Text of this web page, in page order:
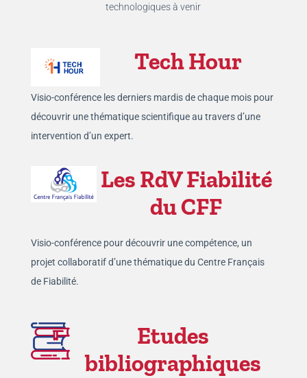
technologiques à venir
Tech Hour
Visio-conférence les derniers mardis de chaque mois pour
découvrir une thématique scientifique au travers d’une
intervention d’un expert.
Les RdV Fiabilité
du CFF
Visio-conférence pour découvrir une compétence, un
projet collaboratif d’une thématique du Centre Français
de Fiabilité.
Etudes
bibliographiques